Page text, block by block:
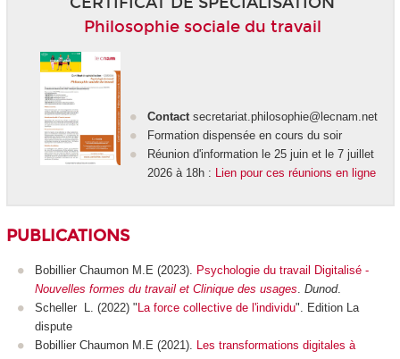
Philosophie sociale du travail
Contact secretariat.philosophie@lecnam.net
Formation dispensée en cours du soir
Réunion d'information le 25 juin et le 7 juillet
2026 à 18h :
Lien pour ces réunions en ligne
PUBLICATIONS
Bobillier Chaumon M.E (2023).
Psychologie du travail Digitalisé -
Nouvelles formes du travail et Clinique des usages Dunod.
Scheller L. (2022) " La force collective de l'individu". Edition La
dispute
Bobillier Chaumon M.E (2021).
Les transformations digitales à